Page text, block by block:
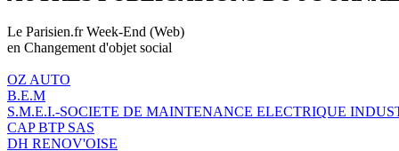
Le Parisien.fr Week-End (Web)
en Changement d'objet social
OZ AUTO
B.E.M
S.M.E.I.-SOCIETE DE MAINTENANCE ELECTRIQUE
CAP BTP SAS
DH RENOV'OISE